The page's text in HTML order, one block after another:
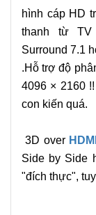
hình cáp HD
thanh từ TV
Surround 7.1
.Hỗ trợ độ
4096 × 2160
con kiến quá.
3D over HDMI
Side by Side
"đích thực",